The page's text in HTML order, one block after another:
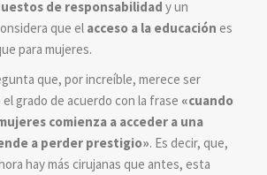
de responsabilidad y un
que el acceso a la educación es
para mujeres.
que, por increíble, merece ser
grado de acuerdo con la frase «cuando
comienza a acceder a una
a perder prestigio». Es decir, que,
hay más cirujanas que antes, esta